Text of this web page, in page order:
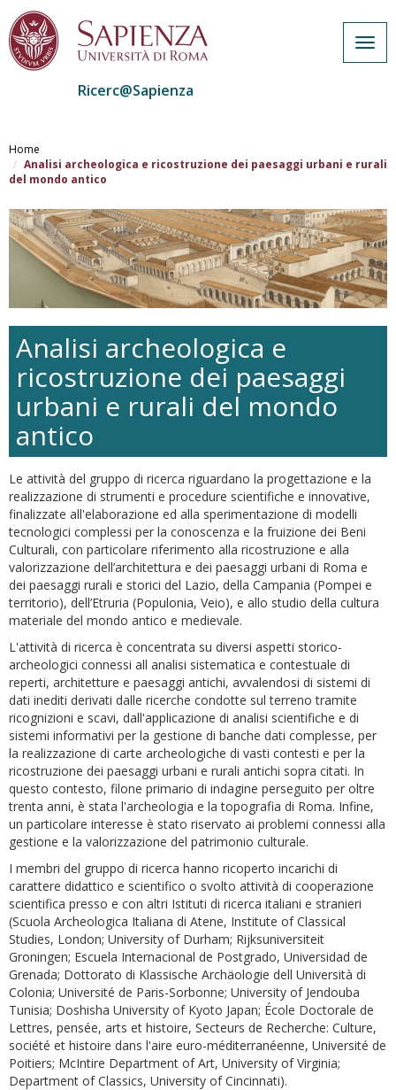
al
contenuto
principale
Ricerc@Sapienza
Home
Analisi archeologica e ricostruzione dei paesaggi urbani e rurali
del mondo antico
Analisi archeologica e
ricostruzione dei paesaggi
urbani e rurali del mondo
antico
Le attività del gruppo di ricerca riguardano la progettazione e la
realizzazione di strumenti e procedure scientifiche e innovative,
finalizzate all'elaborazione ed alla sperimentazione di modelli
tecnologici complessi per la conoscenza e la fruizione dei Beni
Culturali, con particolare riferimento alla ricostruzione e alla
valorizzazione dell’architettura e dei paesaggi urbani di Roma e
dei paesaggi rurali e storici del Lazio, della Campania (Pompei e
territorio), dell’Etruria (Populonia, Veio), e allo studio della cultura
materiale del mondo antico e medievale.
L'attività di ricerca è concentrata su diversi aspetti storico-
archeologici connessi all analisi sistematica e contestuale di
reperti, architetture e paesaggi antichi, avvalendosi di sistemi di
dati inediti derivati dalle ricerche condotte sul terreno tramite
ricognizioni e scavi, dall'applicazione di analisi scientifiche e di
sistemi informativi per la gestione di banche dati complesse, per
la realizzazione di carte archeologiche di vasti contesti e per la
ricostruzione dei paesaggi urbani e rurali antichi sopra citati. In
questo contesto, filone primario di indagine perseguito per oltre
trenta anni, è stata l'archeologia e la topografia di Roma. Infine,
un particolare interesse è stato riservato ai problemi connessi alla
gestione e la valorizzazione del patrimonio culturale.
I membri del gruppo di ricerca hanno ricoperto incarichi di
carattere didattico e scientifico o svolto attività di cooperazione
scientifica presso e con altri Istituti di ricerca italiani e stranieri
(Scuola Archeologica Italiana di Atene, Institute of Classical
Studies, London; University of Durham; Rijksuniversiteit
Groningen; Escuela Internacional de Postgrado, Universidad de
Grenada; Dottorato di Klassische Archäologie dell Università di
Colonia; Université de Paris-Sorbonne; University of Jendouba
Tunisia; Doshisha University of Kyoto Japan; École Doctorale de
Lettres, pensée, arts et histoire, Secteurs de Recherche: Culture,
société et histoire dans l'aire euro-méditerranéenne, Université de
Poitiers; McIntire Department of Art, University of Virginia;
Department of Classics, University of Cincinnati).